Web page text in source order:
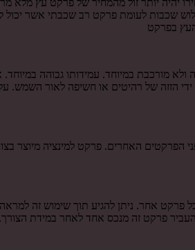
שכבות לעומת פרקט רב שכבתי אשר
בפרקט
מורכבת במיוחד. עמידותו גבוהה
הזזה של רהיטים או חשיפה לאור השמש.
הפרקטים האחרים. פרקט למינציה מיוצר
פרקט אחר. ניתן להגיע תוך שימוש זה
פרקט זה מנכס אחד לאחר במידת